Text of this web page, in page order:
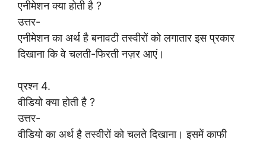
एनीमेशन क्या होती है ?
उत्तर-
एनीमेशन का अर्थ है बनावटी तस्वीरों को लगातार इस प्रकार
दिखाना कि वे चलती-फिरती नज़र आएं।
प्रश्न 4.
वीडियो क्या होती है ?
उत्तर-
वीडियो का अर्थ है तस्वीरों को चलते दिखाना। इसमें काफी